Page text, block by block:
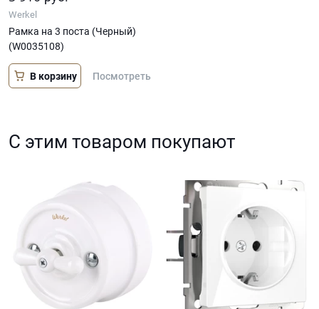
Werkel
Рамка на 3 поста (Черный)
(W0035108)
В корзину Посмотреть
С этим товаром покупают